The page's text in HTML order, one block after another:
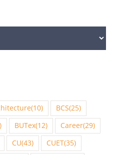
(10) BCS(25)
BUTex(12) Career(29)
CU(43) CUET(35)